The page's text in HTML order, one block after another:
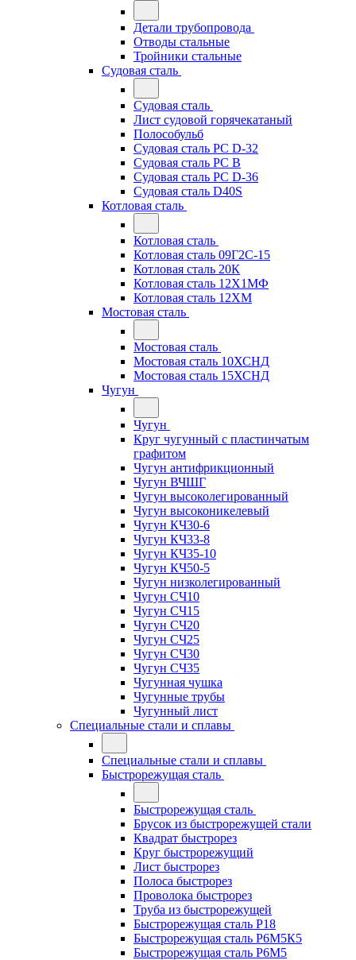
Детали трубопровода
Отводы стальные
Тройники стальные
Судовая сталь
Судовая сталь
Лист судовой горячекатаный
Полособульб
Судовая сталь РС D-32
Судовая сталь РС В
Судовая сталь РС D-36
Судовая сталь D40S
Котловая сталь
Котловая сталь
Котловая сталь 09Г2С-15
Котловая сталь 20К
Котловая сталь 12Х1МФ
Котловая сталь 12ХМ
Мостовая сталь
Мостовая сталь
Мостовая сталь 10ХСНД
Мостовая сталь 15ХСНД
Чугун
Чугун
Круг чугунный с пластинчатым
графитом
Чугун антифрикционный
Чугун ВЧШГ
Чугун высоколегированный
Чугун высоконикелевый
Чугун КЧ30-6
Чугун КЧ33-8
Чугун КЧ35-10
Чугун КЧ50-5
Чугун низколегированный
Чугун СЧ10
Чугун СЧ15
Чугун СЧ20
Чугун СЧ25
Чугун СЧ30
Чугун СЧ35
Чугунная чушка
Чугунные трубы
Чугунный лист
Специальные стали и сплавы
Специальные стали и сплавы
Быстрорежущая сталь
Быстрорежущая сталь
Брусок из быстрорежущей стали
Квадрат быстрорез
Круг быстрорежущий
Лист быстрорез
Полоса быстрорез
Проволока быстрорез
Труба из быстрорежущей
Быстрорежущая сталь Р18
Быстрорежущая сталь Р6М5К5
Быстрорежущая сталь Р6М5